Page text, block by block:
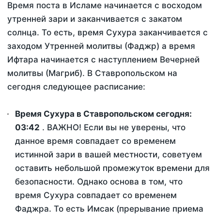
Время поста в Исламе начинается с восходом
утренней зари и заканчивается с закатом
солнца. То есть, время Сухура заканчивается с
заходом Утренней молитвы (Фаджр) а время
Ифтара начинается с наступлением Вечерней
молитвы (Магриб). В Ставропольском на
сегодня следующее расписание:
Время Сухура в Ставропольском сегодня:
03:42 . ВАЖНО! Если вы не уверены, что
данное время совпадает со временем
истинной зари в вашей местности, советуем
оставить небольшой промежуток времени для
безопасности. Однако основа в том, что
время Сухура совпадает со временем
Фаджра. То есть Имсак (прерывание приема